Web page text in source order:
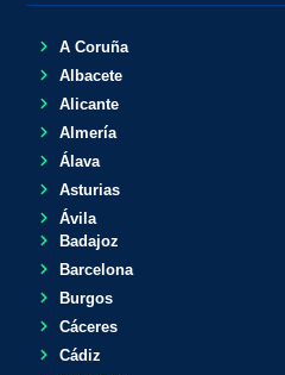
A Coruña
Albacete
Alicante
Almería
Álava
Asturias
Ávila
Badajoz
Barcelona
Burgos
Cáceres
Cádiz